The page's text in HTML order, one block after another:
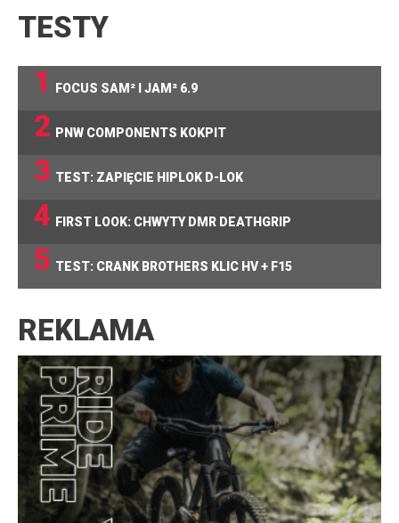
TESTY
1
FOCUS SAM² I JAM² 6.9
2 PNW COMPONENTS KOKPIT
3 TEST: ZAPIĘCIE HIPLOK D-LOK
4 FIRST LOOK: CHWYTY DMR DEATHGRIP
5 TEST: CRANK BROTHERS KLIC HV + F15
REKLAMA